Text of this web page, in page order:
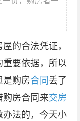
的合法凭证，
要依据，所以
是购房合同 丢了
购房合同来交房
办法的，今天小